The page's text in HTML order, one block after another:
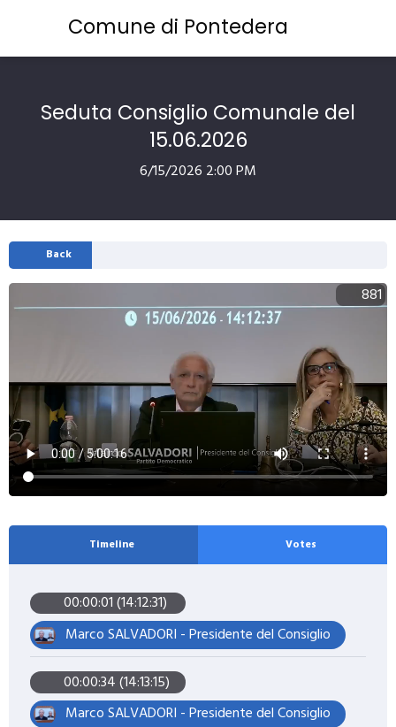
Comune di Pontedera
Seduta Consiglio Comunale del
15.06.2026
6/15/2026 2:00 PM
Back
881
Timeline Votes
00:00:01 (14:12:31)
Marco SALVADORI - Presidente del Consiglio
00:00:34 (14:13:15)
Marco SALVADORI - Presidente del Consiglio